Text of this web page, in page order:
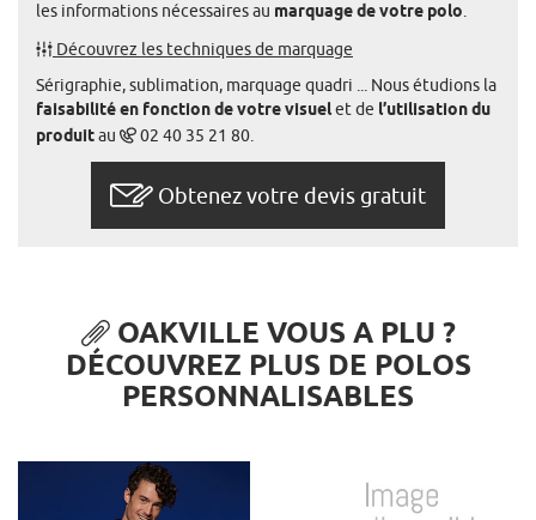
les informations nécessaires au marquage de votre polo.
Découvrez les techniques de marquage
Sérigraphie, sublimation, marquage quadri ... Nous étudions la
faisabilité en fonction de votre visuelet de l’utilisation du
produitau 02 40 35 21 80.
Obtenez votre devis gratuit
OAKVILLE VOUS A PLU ?
DÉCOUVREZ PLUS DE POLOS
PERSONNALISABLES